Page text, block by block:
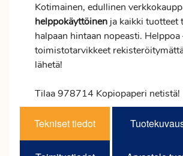
Kotimainen, edullinen
helppokäyttöinen ja kaikki tuotteet
halpaan hintaan nopeasti. Helppoa
toimistotarvikkeet
lähetä!
Tilaa 978714 Kopiopaperi netistä!
Tekniset tiedot